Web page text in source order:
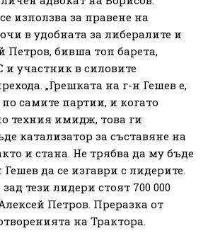
използва за правене на
в удобната за либералите и
Петров, бивша топ барета,
участник в силовите
„Грешката на г-н Гешев е,
самите партии, и когато
техния имидж, това ги
катализатор за съставяне на
и стана. Не трябва да му бъде
да се изгаври с лидерите.
тези лидери стоят 700 000
Петров. Преразка от
на Трактора.